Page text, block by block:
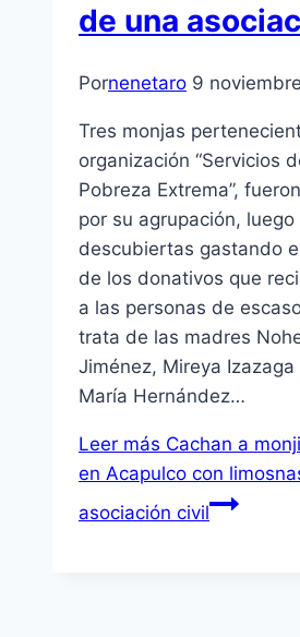
de una
Pornenetaro 9
Tres monjas
organización “Servicios
Pobreza Extrema”,
por su agrupación,
descubiertas gastando
de los donativos que
a las personas de
trata de las madres
Jiménez, Mireya
María Hernández…
Leer más Cachan a
en Acapulco con
asociación civil